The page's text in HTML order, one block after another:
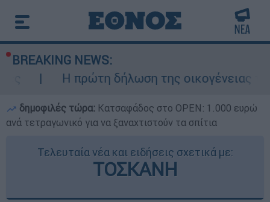
BREAKING NEWS:
δήλωση της οικογένειας της 38χρονης
δημοφιλές τώρα: Κατσαφάδος στο OPEN: 1.000 ευρώ
ανά τετραγωνικό για να ξαναχτιστούν τα σπίτια
Τελευταία νέα και ειδήσεις σχετικά με:
ΤΟΣΚΑΝΗ